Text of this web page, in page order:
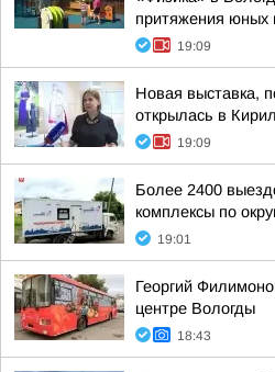
притяжения юных
19:09
Новая выставка,
открылась в
19:09
Более 2400
комплексы по
19:01
Георгий
центре Вологды
18:43